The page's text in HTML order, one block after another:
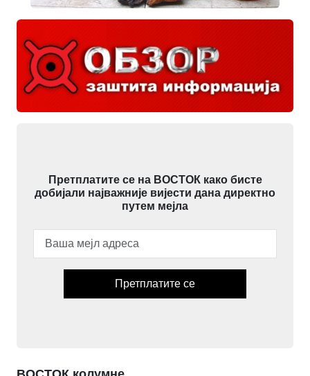
Претплатите се на ВОСТОК како бисте
добијали најважније вијести дана директно
путем мејла
Претплатите се